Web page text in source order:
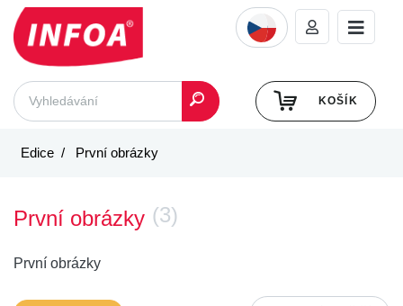
KOŠÍK
Edice První obrázky
První obrázky (3)
První obrázky